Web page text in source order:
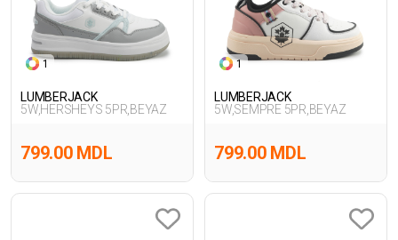
1
LUMBERJACK
5W,HERSHEYS 5PR,BEYAZ
799.00 MDL
1
LUMBERJACK
5W,SEMPRE 5PR,BEYAZ
799.00 MDL